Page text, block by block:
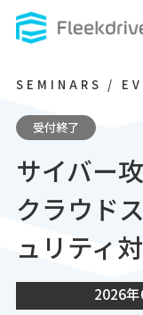
SEMINARS /
受付終了
サイバー
クラウド
ュリティ
2026年